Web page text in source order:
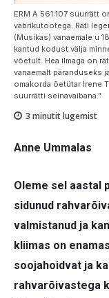
ERM A 561:107 suurrätt
vabrikutootega. Räti
(Musikas) vanaemale u
kantud kodust välja
võetult. Hea ilmaga on
vanaemalt päranduseks
omakorda õetütar Irene
suurrätti seinavaibana.”
3 minutit lugemist
Anne Ummalas
Oleme sel aastal
sidunud
valmistanud ja
kliimas on
soojahoidvat ja
rahvarõivastega